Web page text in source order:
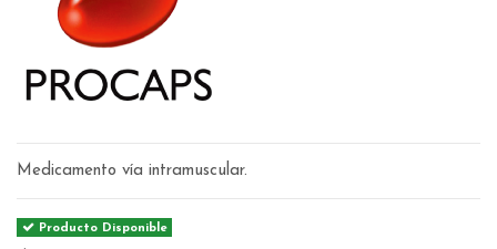
Medicamento vía intramuscular.
Producto Disponible